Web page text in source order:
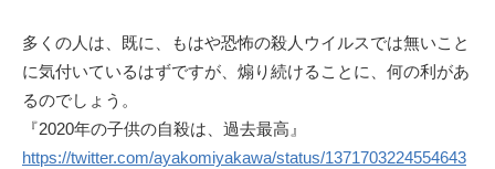
多くの人は、既に、もはや恐怖の殺人ウイルスでは無いこと
に気付いているはずですが、煽り続けることに、何の利があ
るのでしょう。
『2020年の子供の自殺は、過去最高』
https://twitter.com/ayakomiyakawa/status/1371703224554643